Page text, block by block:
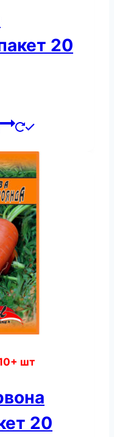
20
шт
20